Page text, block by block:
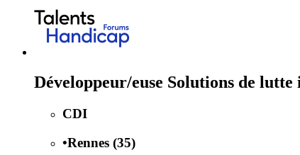
Développeur/euse Solutions de
CDI
•Rennes (35)